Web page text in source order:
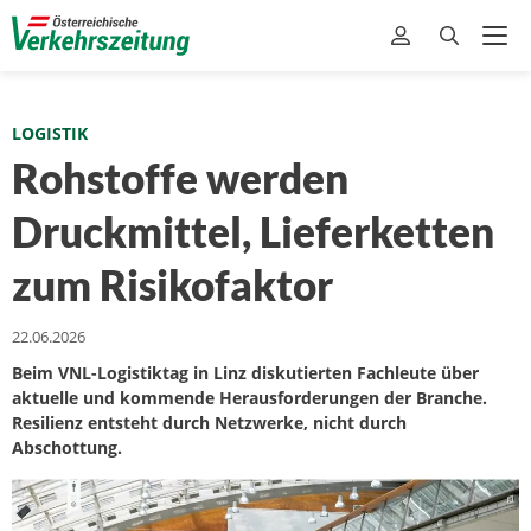
LOGISTIK
Rohstoffe werden
Druckmittel, Lieferketten
zum Risikofaktor
22.06.2026
Beim VNL-Logistiktag in Linz diskutierten Fachleute über
aktuelle und kommende Herausforderungen der Branche.
Resilienz entsteht durch Netzwerke, nicht durch
Abschottung.